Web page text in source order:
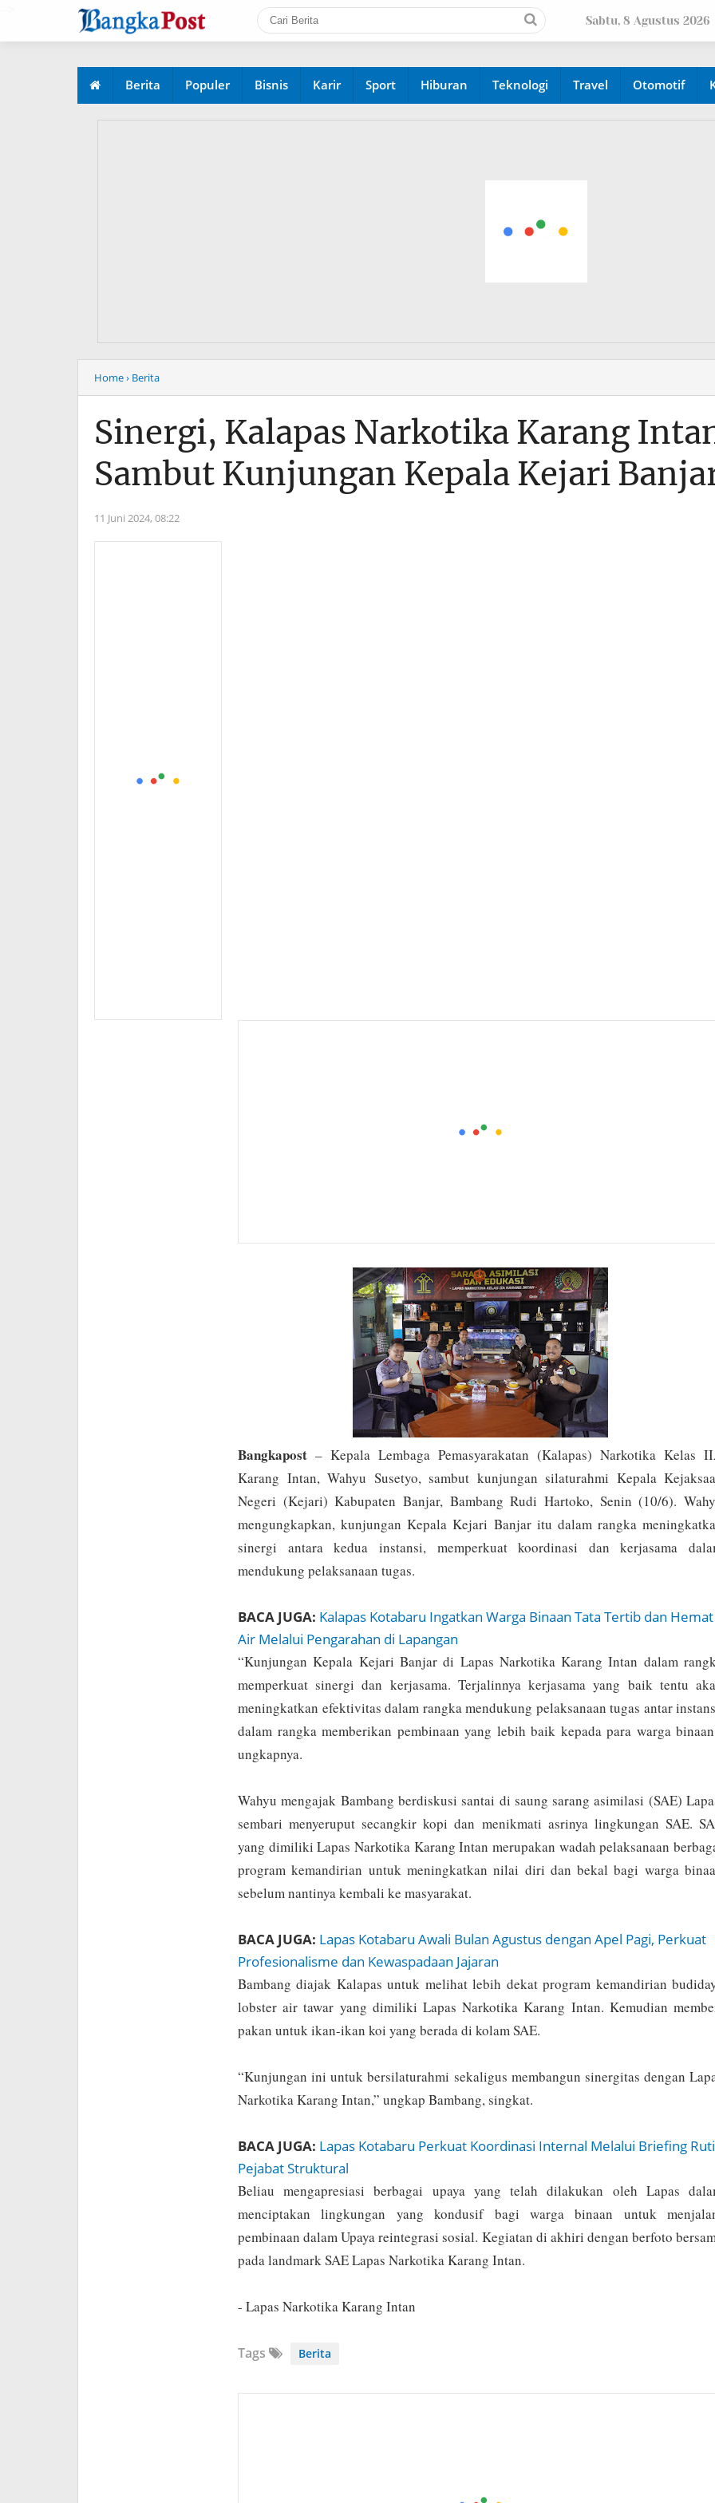
Sabtu, 8 Agustus 2026
Berita Populer Bisnis Karir Sport Hiburan Teknologi Travel Otomotif
Home› Berita
Sinergi, Kalapas Narkotika Karang
Sambut Kunjungan Kepala Kejari
11 Juni 2024, 08:22
Bangkapost – Kepala Lembaga Pemasyarakatan (Kalapas) Narkotika Kelas
Karang Intan, Wahyu Susetyo, sambut kunjungan silaturahmi Kepala
Negeri (Kejari) Kabupaten Banjar, Bambang Rudi Hartoko, Senin (10/6).
mengungkapkan, kunjungan Kepala Kejari Banjar itu dalam rangka
sinergi antara kedua instansi, memperkuat koordinasi dan kerjasama
mendukung pelaksanaan tugas.
BACA JUGA: Kalapas Kotabaru Ingatkan Warga Binaan Tata Tertib dan Hemat
Air Melalui Pengarahan di Lapangan
“Kunjungan Kepala Kejari Banjar di Lapas Narkotika Karang Intan dalam
memperkuat sinergi dan kerjasama. Terjalinnya kerjasama yang baik tentu
meningkatkan efektivitas dalam rangka mendukung pelaksanaan tugas antar
dalam rangka memberikan pembinaan yang lebih baik kepada para warga
ungkapnya.
Wahyu mengajak Bambang berdiskusi santai di saung sarang asimilasi (SAE)
sembari menyeruput secangkir kopi dan menikmati asrinya lingkungan SAE.
yang dimiliki Lapas Narkotika Karang Intan merupakan wadah pelaksanaan
program kemandirian untuk meningkatkan nilai diri dan bekal bagi warga
sebelum nantinya kembali ke masyarakat.
BACA JUGA: Lapas Kotabaru Awali Bulan Agustus dengan Apel Pagi, Perkuat
Profesionalisme dan Kewaspadaan Jajaran
Bambang diajak Kalapas untuk melihat lebih dekat program kemandirian
lobster air tawar yang dimiliki Lapas Narkotika Karang Intan. Kemudian
pakan untuk ikan-ikan koi yang berada di kolam SAE.
“Kunjungan ini untuk bersilaturahmi sekaligus membangun sinergitas dengan
Narkotika Karang Intan,” ungkap Bambang, singkat.
BACA JUGA: Lapas Kotabaru Perkuat Koordinasi Internal Melalui Briefing
Pejabat Struktural
Beliau mengapresiasi berbagai upaya yang telah dilakukan oleh Lapas
menciptakan lingkungan yang kondusif bagi warga binaan untuk
pembinaan dalam Upaya reintegrasi sosial. Kegiatan di akhiri dengan berfoto
pada landmark SAE Lapas Narkotika Karang Intan.
- Lapas Narkotika Karang Intan
Tags Berita